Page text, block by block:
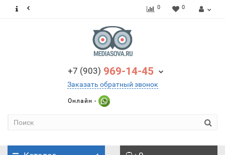
0 0
+7 (903) 969-14-45
Заказать обратный звонок
Онлайн -